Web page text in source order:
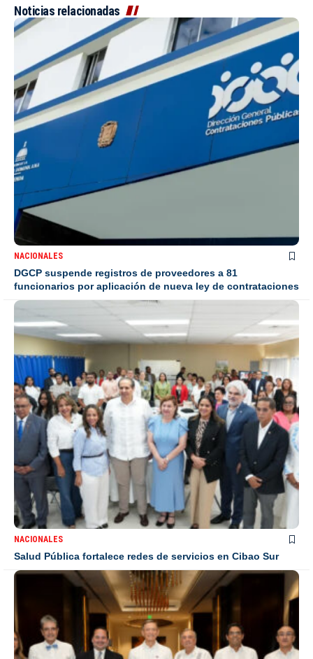
Noticias relacionadas
NACIONALES
DGCP suspende registros de proveedores a 81
funcionarios por aplicación de nueva ley de contrataciones
NACIONALES
Salud Pública fortalece redes de servicios en Cibao Sur